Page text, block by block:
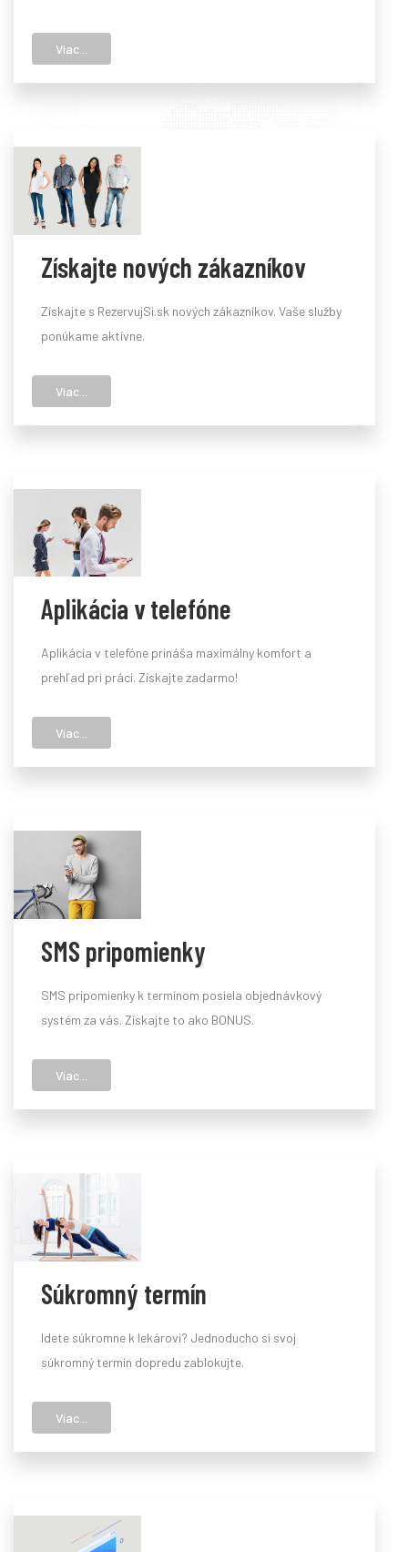
Viac...
Získajte nových zákazníkov
Získajte s RezervujSi.sk nových zákazníkov. Vaše služby
ponúkame aktívne.
Viac...
Aplikácia v telefóne
Aplikácia v telefóne prináša maximálny komfort a
prehľad pri práci. Získajte zadarmo!
Viac...
SMS pripomienky
SMS pripomienky k termínom posiela objednávkový
systém za vás. Získajte to ako BONUS.
Viac...
Súkromný termín
Idete súkromne k lekárovi? Jednoducho si svoj
súkromný termín dopredu zablokujte.
Viac...